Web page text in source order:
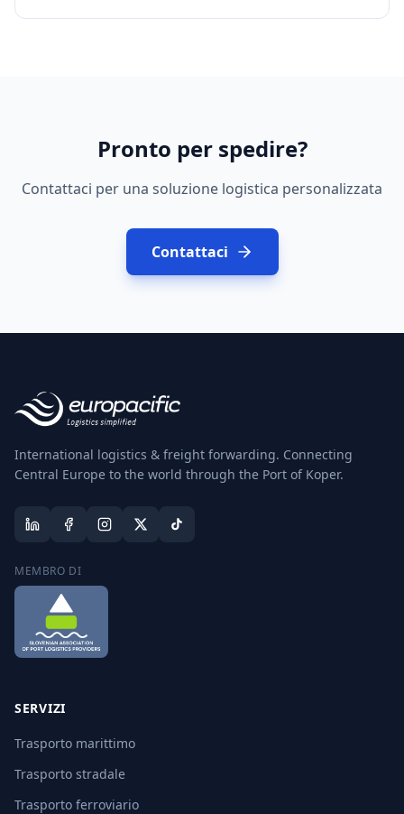
Pronto per spedire?
Contattaci per una soluzione logistica personalizzata
Contattaci
International logistics & freight forwarding. Connecting
Central Europe to the world through the Port of Koper.
MEMBRO DI
SERVIZI
Trasporto marittimo
Trasporto stradale
Trasporto ferroviario